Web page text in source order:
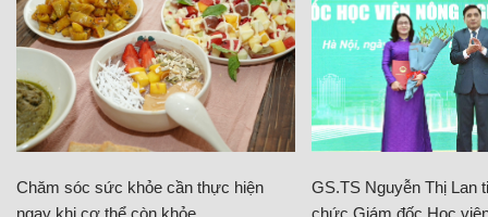
Chăm sóc sức khỏe cần thực hiện
GS.TS Nguyễn Thị Lan